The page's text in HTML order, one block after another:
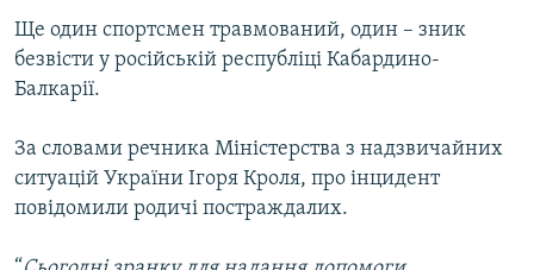
МУЛЬТИМЕДІА
ФОТО
ПОДКАСТИ
КРИМ РЕАЛІЇ
РУС
Ще один спортсмен травмований, один – зник
безвісти у російській республіці Кабардино-
Балкарії.
За словами речника Міністерства з надзвичайних
ситуацій України Ігоря Кроля, про інцидент
повідомили родичі постраждалих.